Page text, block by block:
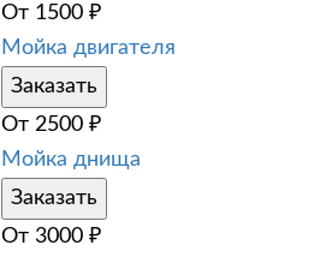
От 1500 ₽
Мойка двигателя
Заказать
От 2500 ₽
Мойка днища
Заказать
От 3000 ₽